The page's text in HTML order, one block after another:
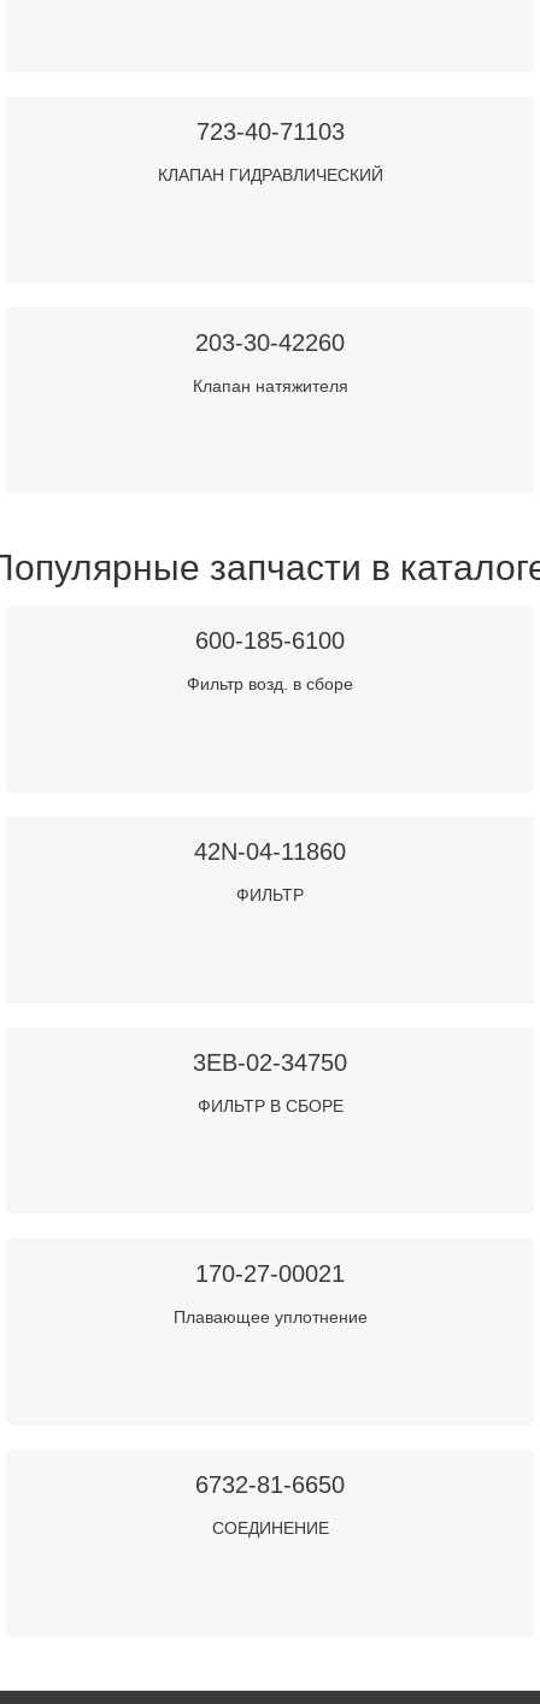
723-40-71103
КЛАПАН ГИДРАВЛИЧЕСКИЙ
203-30-42260
Клапан натяжителя
запчасти в
600-185-6100
Фильтр возд. в сборе
42N-04-11860
ФИЛЬТР
3EB-02-34750
ФИЛЬТР В СБОРЕ
170-27-00021
Плавающее уплотнение
6732-81-6650
СОЕДИНЕНИЕ